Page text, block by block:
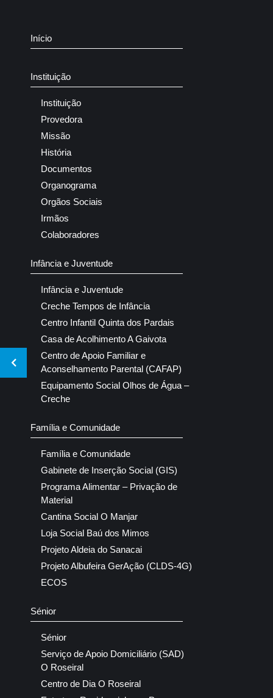
Início
Instituição
Instituição
Provedora
Missão
História
Documentos
Organograma
Orgãos Sociais
Irmãos
Colaboradores
Infância e Juventude
Infância e Juventude
Creche Tempos de Infância
Centro Infantil Quinta dos Pardais
Casa de Acolhimento A Gaivota
Centro de Apoio Familiar e
Aconselhamento Parental (CAFAP)
Equipamento Social Olhos de Água –
Creche
Família e Comunidade
Família e Comunidade
Gabinete de Inserção Social (GIS)
Programa Alimentar – Privação de
Material
Cantina Social O Manjar
Loja Social Baú dos Mimos
Projeto Aldeia do Sanacai
Projeto Albufeira GerAção (CLDS-4G)
ECOS
Sénior
Sénior
Serviço de Apoio Domiciliário (SAD)
O Roseiral
Centro de Dia O Roseiral